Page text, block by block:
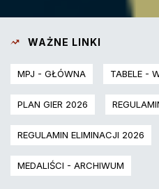
WAŻNE LINKI
MPJ - GŁÓWNA TABELE -
PLAN GIER 2026
REGULAMIN ELIMINACJI 2026
MEDALIŚCI - ARCHIWUM